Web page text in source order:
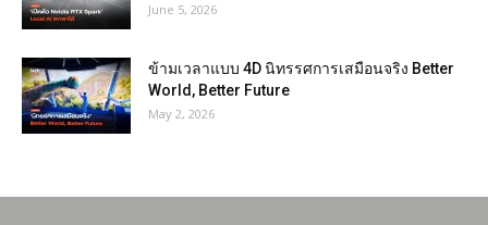
June 5, 2026
ข้ามเวลาแบบ 4D นิทรรศการเสมือนจริง Better
World, Better Future
May 2, 2026